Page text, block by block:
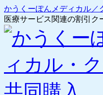
かうくーぽんメディカル／
医療サービス関連の割引